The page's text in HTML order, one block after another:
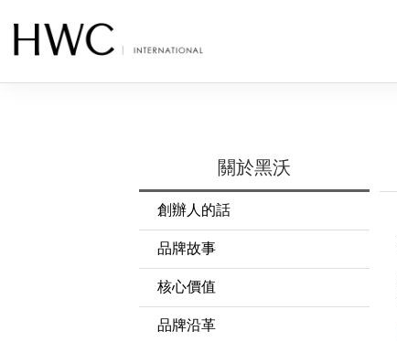
關於黑沃
創辦人的話
品牌故事
核心價值
品牌沿革